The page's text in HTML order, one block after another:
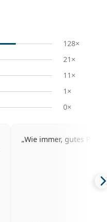
128×
21×
11×
1×
0×
Wie immer, gutes